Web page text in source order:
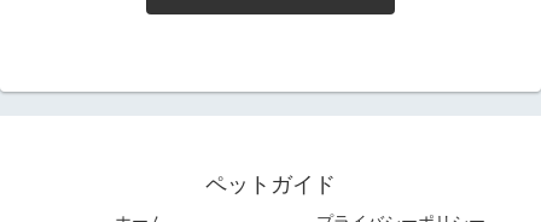
ペットガイド